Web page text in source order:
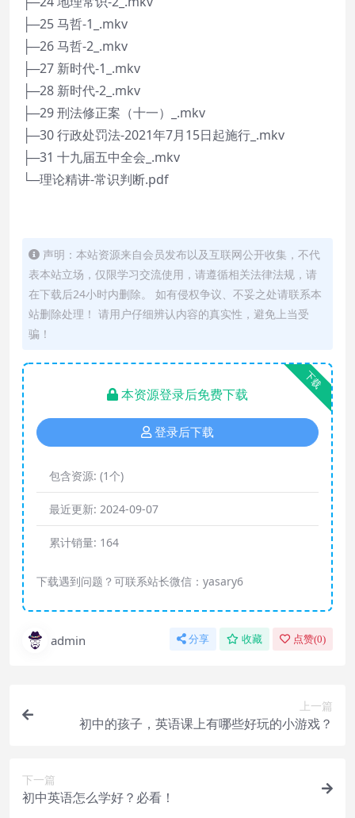
├─25 马哲-1_.mkv
├─26 马哲-2_.mkv
├─27 新时代-1_.mkv
├─28 新时代-2_.mkv
├─29 刑法修正案（十一）_.mkv
├─30 行政处罚法-2021年7月15日起施行_.mkv
├─31 十九届五中全会_.mkv
└─理论精讲-常识判断.pdf
声明：本站资源来自会员发布以及互联网公开收集，不代
表本站立场，仅限学习交流使用，请遵循相关法律法规，请
在下载后24小时内删除。 如有侵权争议、不妥之处请联系本
站删除处理！ 请用户仔细辨认内容的真实性，避免上当受
骗！
下载
本资源登录后免费下载
登录后下载
包含资源: (1个)
最近更新: 2024-09-07
累计销量: 164
下载遇到问题？可联系站长微信：yasary6
admin 分享 收藏 点赞(0)
上一篇
初中的孩子，英语课上有哪些好玩的小游戏？
下一篇
初中英语怎么学好？必看！